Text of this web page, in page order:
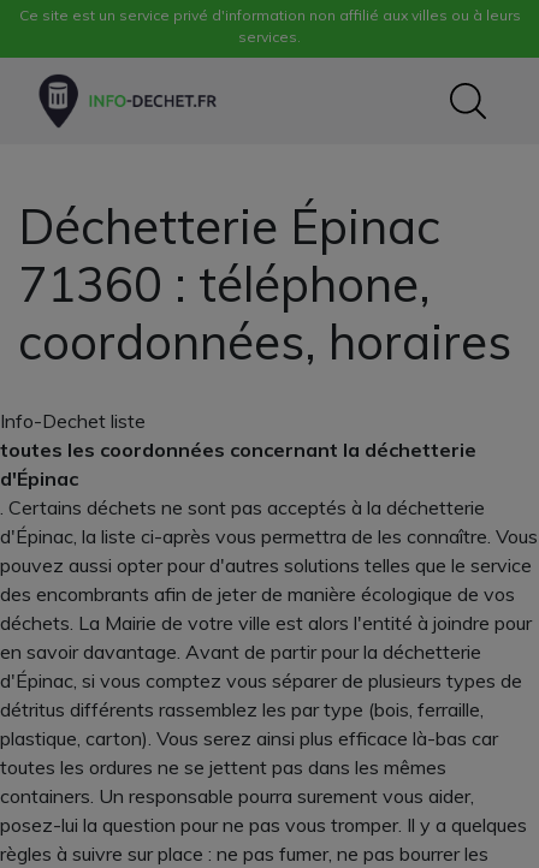
Ce site est un service privé d'information non affilié aux villes ou à leurs
services.
Déchetterie Épinac
71360 : téléphone,
coordonnées, horaires
Info-Dechet liste
toutes les coordonnées concernant la déchetterie
d'Épinac
. Certains déchets ne sont pas acceptés à la déchetterie
d'Épinac, la liste ci-après vous permettra de les connaître. Vous
pouvez aussi opter pour d'autres solutions telles que le service
des encombrants afin de jeter de manière écologique de vos
déchets. La Mairie de votre ville est alors l'entité à joindre pour
en savoir davantage. Avant de partir pour la déchetterie
d'Épinac, si vous comptez vous séparer de plusieurs types de
détritus différents rassemblez les par type (bois, ferraille,
plastique, carton). Vous serez ainsi plus efficace là-bas car
toutes les ordures ne se jettent pas dans les mêmes
containers. Un responsable pourra surement vous aider,
posez-lui la question pour ne pas vous tromper. Il y a quelques
règles à suivre sur place : ne pas fumer, ne pas bourrer les